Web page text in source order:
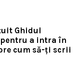
Ghidul
a intra în
cum să-ți scrii